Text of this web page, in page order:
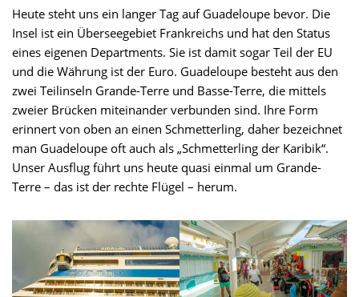
Heute steht uns ein langer Tag auf Guadeloupe bevor. Die
Insel ist ein Überseegebiet Frankreichs und hat den Status
eines eigenen Departments. Sie ist damit sogar Teil der EU
und die Währung ist der Euro. Guadeloupe besteht aus den
zwei Teilinseln Grande-Terre und Basse-Terre, die mittels
zweier Brücken miteinander verbunden sind. Ihre Form
erinnert von oben an einen Schmetterling, daher bezeichnet
man Guadeloupe oft auch als „Schmetterling der Karibik“.
Unser Ausflug führt uns heute quasi einmal um Grande-
Terre – das ist der rechte Flügel – herum.